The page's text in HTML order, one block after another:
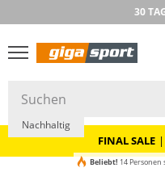
30
PREIS & WERT
FINAL SALE |
Nachhaltig
Beliebt! 14 Personen